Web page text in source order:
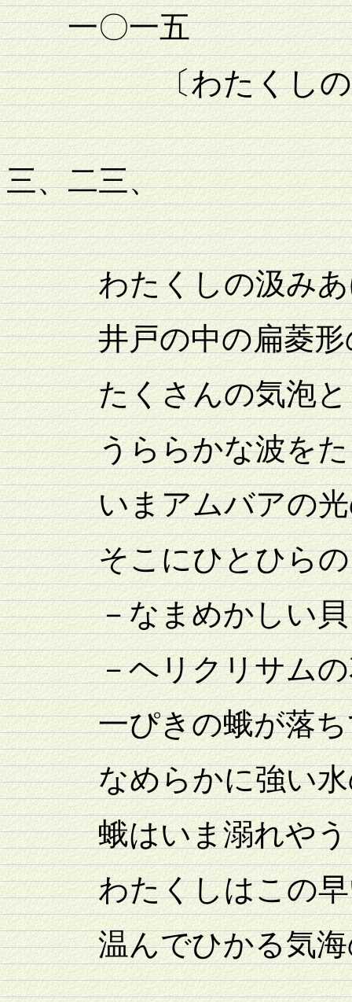
一〇一五
〔わたくし
一九
三、二三、
わたくしの汲みあ
井戸の中の扁菱形
たくさんの気泡と
うららかな波をた
いまアムバアの光の
そこにひとひらの
－なまめかしい貝
－ヘリクリサムの
一ぴきの蛾が落ち
なめらかに強い水
蛾はいま溺れやう
わたくしはこの早い
温んでひかる気海の